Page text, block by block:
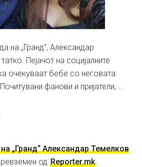
на „Гранд“, Александар
Пејачот на социјалните
очекуваат бебе со неговата
фанови и пријатели, …
„Гранд“ Александар Темелков
од Reporter.mk.